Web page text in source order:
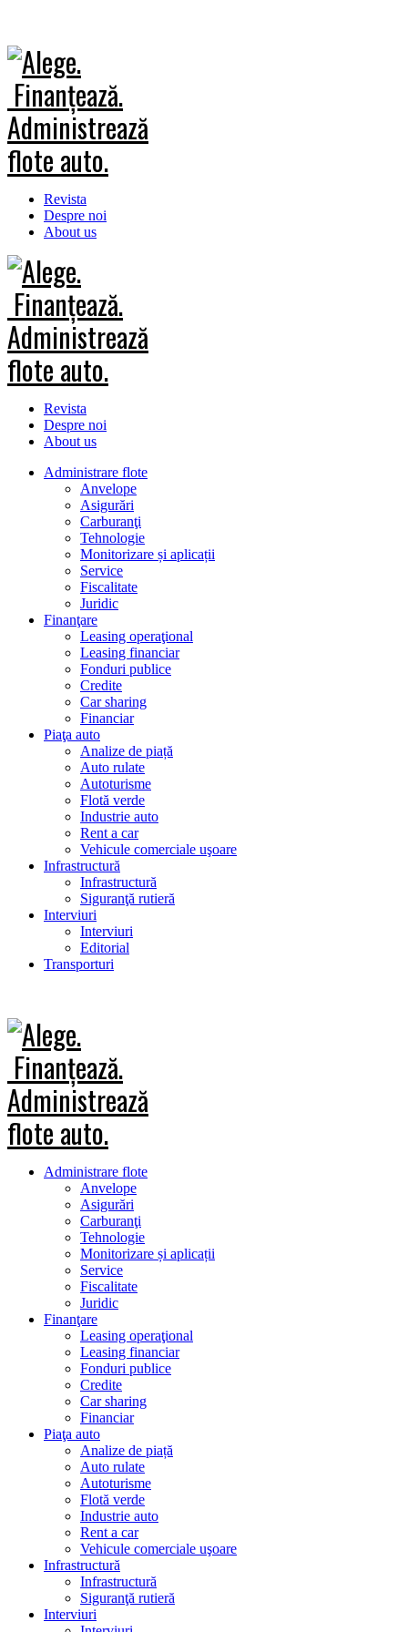
Revista
Despre noi
About us
Revista
Despre noi
About us
Administrare flote
Anvelope
Asigurări
Carburanţi
Tehnologie
Monitorizare și aplicații
Service
Fiscalitate
Juridic
Finanţare
Leasing operaţional
Leasing financiar
Fonduri publice
Credite
Car sharing
Financiar
Piaţa auto
Analize de piață
Auto rulate
Autoturisme
Flotă verde
Industrie auto
Rent a car
Vehicule comerciale uşoare
Infrastructură
Infrastructură
Siguranţă rutieră
Interviuri
Interviuri
Editorial
Transporturi
Administrare flote
Anvelope
Asigurări
Carburanţi
Tehnologie
Monitorizare și aplicații
Service
Fiscalitate
Juridic
Finanţare
Leasing operaţional
Leasing financiar
Fonduri publice
Credite
Car sharing
Financiar
Piaţa auto
Analize de piață
Auto rulate
Autoturisme
Flotă verde
Industrie auto
Rent a car
Vehicule comerciale uşoare
Infrastructură
Infrastructură
Siguranţă rutieră
Interviuri